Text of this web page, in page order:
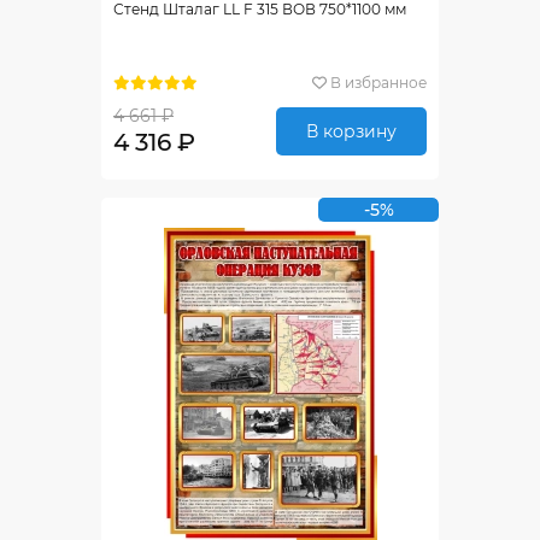
Стенд Шталаг LL F 315 ВОВ 750*1100 мм
В избранное
4 661 ₽
4 316 ₽ В корзину
-5%